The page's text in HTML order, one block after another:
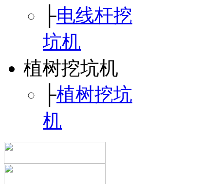
├电线杆挖
坑机
植树挖坑机
├植树挖坑
机